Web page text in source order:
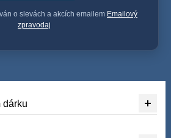
o slevách a akcích emailem Emailový
zpravodaj
dárku